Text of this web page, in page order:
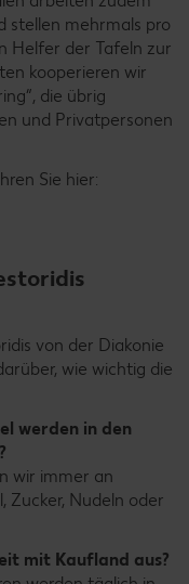
stellen mehrmals pro
Helfer der Tafeln zur
kooperieren wir
die übrig
und Privatpersonen
Sie hier:
von der Diakonie
wie wichtig die
werden in den
wir immer an
Zucker, Nudeln oder
mit Kaufland aus?